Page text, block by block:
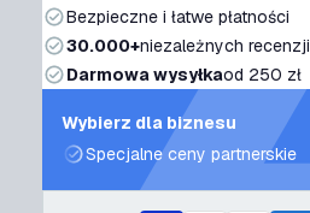
Bezpieczne i łatwe płatności
30.000+niezależnych recenzji
Darmowa wysyłkaod 250 zł
Wybierz dla biznesu
Specjalne ceny partnerskie